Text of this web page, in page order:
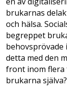
brukarnas
och hälsa.
begreppet
behovsprövade
detta med den
front inom flera
brukarna själva?